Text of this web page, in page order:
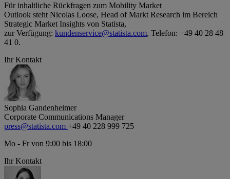
Für inhaltliche Rückfragen zum Mobility Market
Outlook steht Nicolas Loose, Head of Markt Research im Bereich
Strategic Market Insights von Statista,
zur Verfügung: kundenservice@statista.com, Telefon: +49 40 28 48
41 0.
Ihr Kontakt
Sophia Gandenheimer
Corporate Communications Manager
press@statista.com +49 40 228 999 725
Mo - Fr von 9:00 bis 18:00
Ihr Kontakt